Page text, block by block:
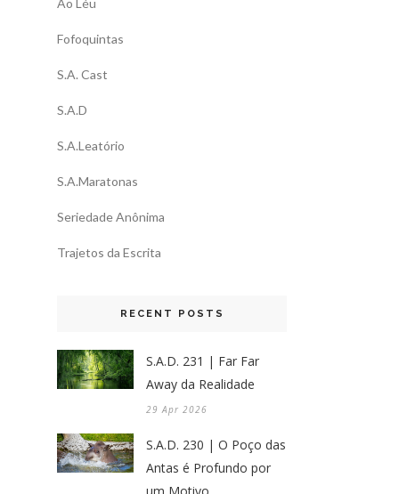
Fofoquintas
S.A. Cast
S.A.D
S.A.Leatório
S.A.Maratonas
Seriedade Anônima
Trajetos da Escrita
RECENT POSTS
S.A.D. 231 | Far Far
Away da Realidade
29 Apr 2026
S.A.D. 230 | O Poço das
Antas é Profundo por
um Motivo